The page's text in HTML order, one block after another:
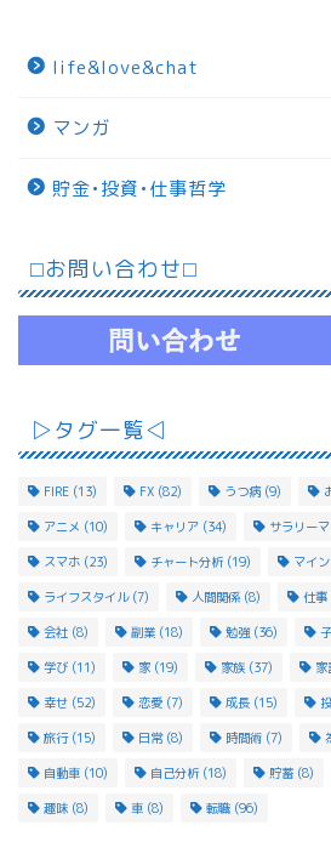
life&love&chat
マンガ
貯金•投資•仕事哲学
⬜︎お問い合わせ⬜︎
▷タグ一覧◁
FIRE (13) FX (82) うつ病 (9)
アニメ (10) キャリア (34) サラリー
スマホ (23) チャート分析 (19) マイ
ライフスタイル(7) 人間関係 (8) 仕事
会社 (8) 副業 (18) 勉強(36)
学び (11) 家 (19) 家族 (37) 家
幸せ (52) 恋愛 (7) 成長 (15)
旅行(15) 日常(8) 時間術 (7)
自動車 (10) 自己分析 (18) 貯蓄 (8)
趣味 (8) 車 (8) 転職 (96)